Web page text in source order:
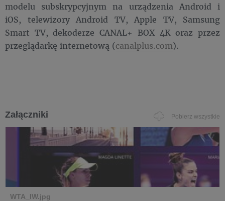
modelu subskrypcyjnym na urządzenia Android i
iOS, telewizory Android TV, Apple TV, Samsung
Smart TV, dekoderze CANAL+ BOX 4K oraz przez
przeglądarkę internetową (canalplus.com).
Załączniki Pobierz wszystkie
WTA_IW.jpg